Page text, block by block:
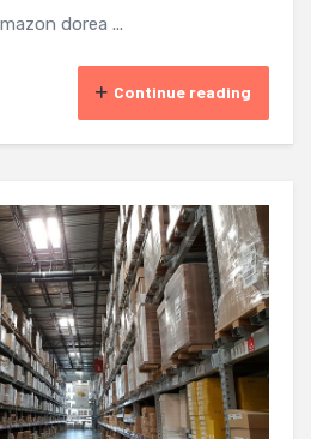
dorea ...
Continue reading